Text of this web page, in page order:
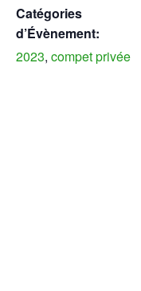
Catégories
d’Évènement:
2023, compet privée